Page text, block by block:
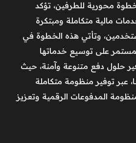
محورية للطرفين، تؤكد
مالية متكاملة ومبتكرة
وتأتي هذه الخطوة في
على توسيع خدماتها
حلول دفع متنوعة وآمنة، حيث
عبر توفير منظومة متكاملة
المدفوعات الرقمية وتعزيز